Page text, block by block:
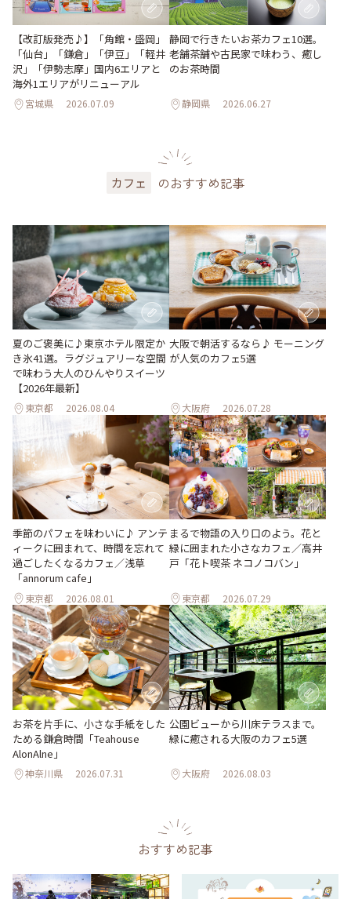
【改訂版発売♪】「角館・盛岡」
「仙台」「鎌倉」「伊豆」「軽井
沢」「伊勢志摩」国内6エリアと
海外1エリアがリニューアル
宮城県 2026.07.09
静岡で行きたいお茶カフェ10選。
老舗茶舗や古民家で味わう、癒し
のお茶時間
静岡県 2026.06.27
カフェ のおすすめ記事
夏のご褒美に♪東京ホテル限定か
き氷41選。ラグジュアリーな空間
で味わう大人のひんやりスイーツ
【2026年最新】
東京都 2026.08.04
大阪で朝活するなら♪ モーニング
が人気のカフェ5選
大阪府 2026.07.28
季節のパフェを味わいに♪ アンテ
ィークに囲まれて、時間を忘れて
過ごしたくなるカフェ／浅草
「annorum cafe」
東京都 2026.08.01
まるで物語の入り口のよう。花と
緑に囲まれた小さなカフェ／高井
戸「花ト喫茶 ネコノコバン」
東京都 2026.07.29
お茶を片手に、小さな手紙をした
ためる鎌倉時間「Teahouse
AlonAlne」
神奈川県 2026.07.31
公園ビューから川床テラスまで。
緑に癒される大阪のカフェ5選
大阪府 2026.08.03
おすすめ記事